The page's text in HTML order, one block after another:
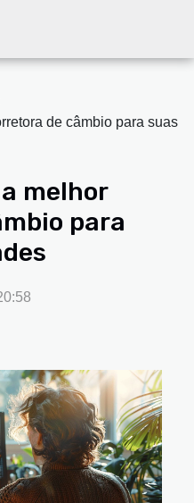
de câmbio para suas
melhor
para